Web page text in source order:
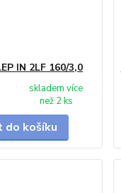
IN 2LF 160/3,0
skladem více
než 2 ks
do košíku